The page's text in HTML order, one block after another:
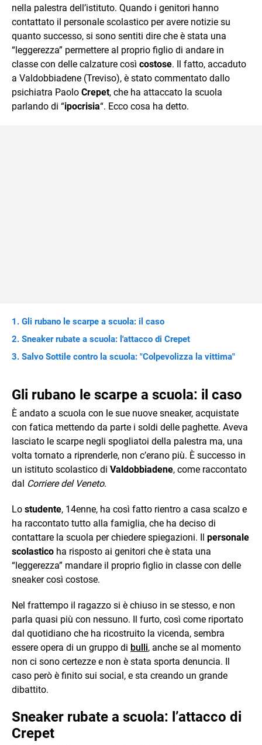
nella palestra dell’istituto. Quando i genitori hanno
contattato il personale scolastico per avere notizie su
quanto successo, si sono sentiti dire che è stata una
“leggerezza” permettere al proprio figlio di andare in
classe con delle calzature così costose. Il fatto, accaduto
a Valdobbiadene (Treviso), è stato commentato dallo
psichiatra Paolo Crepet, che ha attaccato la scuola
parlando di “ipocrisia“. Ecco cosa ha detto.
Gli rubano le scarpe a scuola: il caso
Sneaker rubate a scuola: l'attacco di Crepet
Salvo Sottile contro la scuola: "Colpevolizza la vittima"
Gli rubano le scarpe a scuola: il caso
È andato a scuola con le sue nuove sneaker, acquistate
con fatica mettendo da parte i soldi delle paghette. Aveva
lasciato le scarpe negli spogliatoi della palestra ma, una
volta tornato a riprenderle, non c’erano più. È successo in
un istituto scolastico di Valdobbiadene, come raccontato
dal Corriere del Veneto.
Lo studente, 14enne, ha così fatto rientro a casa scalzo e
ha raccontato tutto alla famiglia, che ha deciso di
contattare la scuola per chiedere spiegazioni. Il personale
scolastico ha risposto ai genitori che è stata una
“leggerezza” mandare il proprio figlio in classe con delle
sneaker così costose.
Nel frattempo il ragazzo si è chiuso in se stesso, e non
parla quasi più con nessuno. Il furto, così come riportato
dal quotidiano che ha ricostruito la vicenda, sembra
essere opera di un gruppo di bulli, anche se al momento
non ci sono certezze e non è stata sporta denuncia. Il
caso però è finito sui social, e sta creando un grande
dibattito.
Sneaker rubate a scuola: l’attacco di
Crepet